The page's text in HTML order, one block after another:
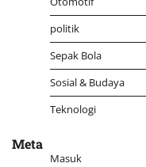
politik
Sepak Bola
Sosial & Budaya
Teknologi
Meta
Masuk